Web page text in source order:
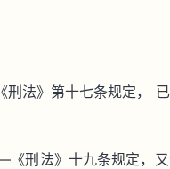
法》第十七条规定，
刑法》十九条规定，